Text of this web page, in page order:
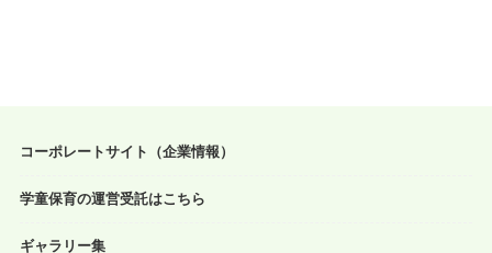
コーポレートサイト（企業情報）
学童保育の運営受託はこちら
ギャラリー集